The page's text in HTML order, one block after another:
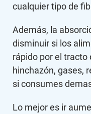
cualquier tipo de
Además, la
disminuir si los
rápido por el
hinchazón, gases,
si consumes
Lo mejor es ir